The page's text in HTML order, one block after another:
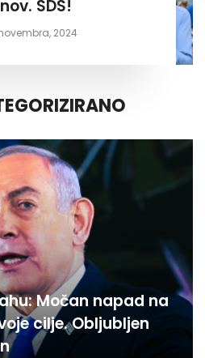
članov. SDS!
2024
Močan napad na
cilje. Obljubljen